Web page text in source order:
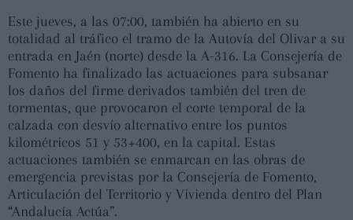
Este jueves, a las 07:00, también ha abierto en su
totalidad al tráfico el tramo de la Autovía del Olivar a su
entrada en Jaén (norte) desde la A-316. La Consejería de
Fomento ha finalizado las actuaciones para subsanar
los daños del firme derivados también del tren de
tormentas, que provocaron el corte temporal de la
calzada con desvío alternativo entre los puntos
kilométricos 51 y 53+400, en la capital. Estas
actuaciones también se enmarcan en las obras de
emergencia previstas por la Consejería de Fomento,
Articulación del Territorio y Vivienda dentro del Plan
“Andalucía Actúa”.